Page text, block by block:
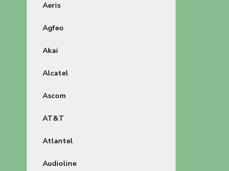
Aeris
Agfeo
Akai
Alcatel
Ascom
AT&T
Atlantel
Audioline